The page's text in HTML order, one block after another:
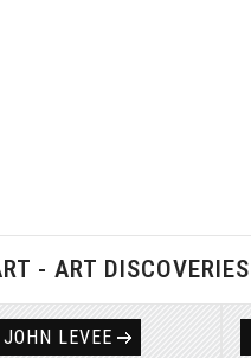
- ART DISCOVERIES
LEVEE